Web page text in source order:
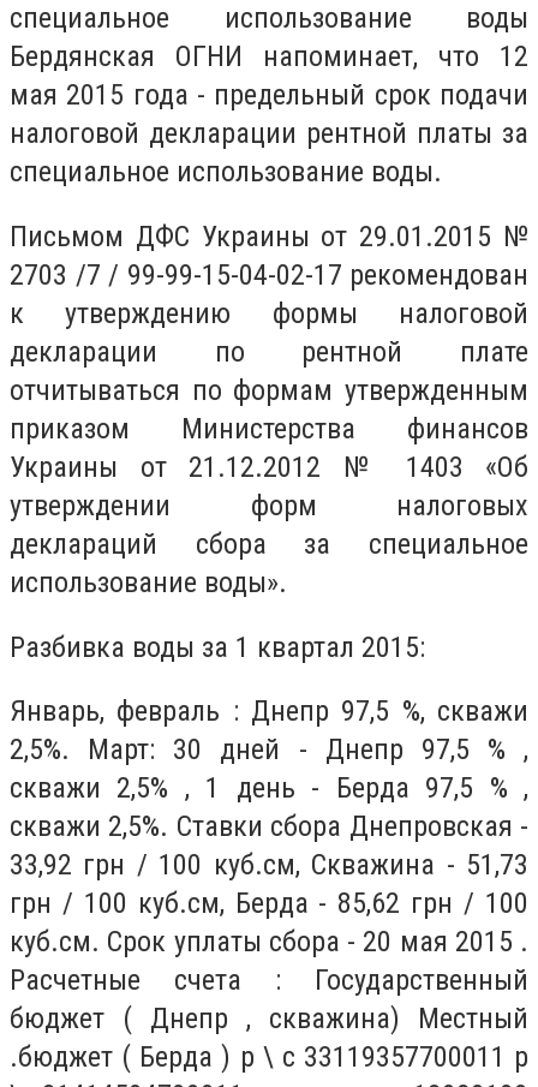
специальное использование воды
Бердянская ОГНИ напоминает, что 12
мая 2015 года - предельный срок подачи
налоговой декларации рентной платы за
специальное использование воды.
Письмом ДФС Украины от 29.01.2015 №
2703 /7 / 99-99-15-04-02-17 рекомендован
к утверждению формы налоговой
декларации по рентной плате
отчитываться по формам утвержденным
приказом Министерства финансов
Украины от 21.12.2012 № 1403 «Об
утверждении форм налоговых
деклараций сбора за специальное
использование воды».
Разбивка воды за 1 квартал 2015:
Январь, февраль : Днепр 97,5 %, скважи
2,5%. Март: 30 дней - Днепр 97,5 % ,
скважи 2,5% , 1 день - Берда 97,5 % ,
скважи 2,5%. Ставки сбора Днепровская -
33,92 грн / 100 куб.см, Скважина - 51,73
грн / 100 куб.см, Берда - 85,62 грн / 100
куб.см. Срок уплаты сбора - 20 мая 2015 .
Расчетные счета : Государственный
бюджет ( Днепр , скважина) Местный
.бюджет ( Берда ) р \ с 33119357700011 р